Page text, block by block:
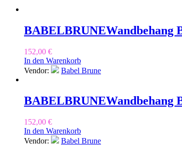
BABELBRUNEWandbehang
152,00 €
In den Warenkorb
Vendor:
Babel Brune
BABELBRUNEWandbehang
152,00 €
In den Warenkorb
Vendor:
Babel Brune